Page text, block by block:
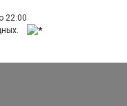
22:00